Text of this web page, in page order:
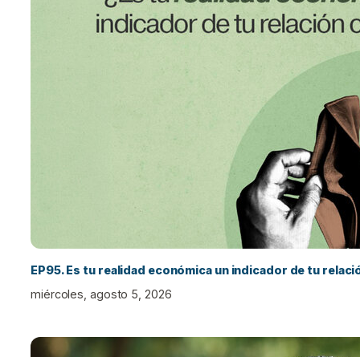
EP95. Es tu realidad económica un indicador de tu
miércoles, agosto 5, 2026